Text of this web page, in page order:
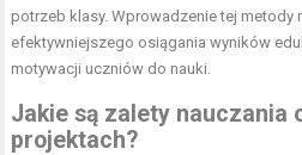
potrzeb klasy. Wprowadzenie tej metody
efektywniejszego osiągania wyników
motywacji uczniów do nauki.
Jakie są zalety nauczania
projektach?